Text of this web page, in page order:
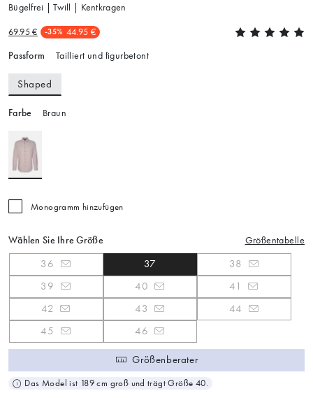
Bügelfrei | Twill | Kentkragen
69.95 € -35% 44.95 €
Passform Tailliert und figurbetont
Shaped
Farbe Braun
Monogramm hinzufügen
Wählen Sie Ihre Größe Größentabelle
36 37
38
39
40
41
42
43
44
45
46
Größenberater
Das Model ist 189 cm groß und trägt Größe 40.